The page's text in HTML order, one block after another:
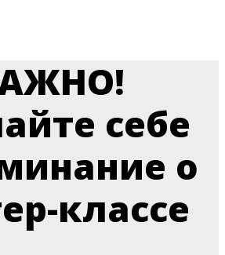
себе
о
классе